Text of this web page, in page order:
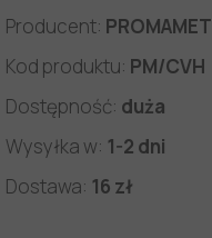
Producent: PROMAMET
Kod produktu: PM/CVH
Dostępność: duża
Wysyłka w: 1-2 dni
Dostawa: 16 zł